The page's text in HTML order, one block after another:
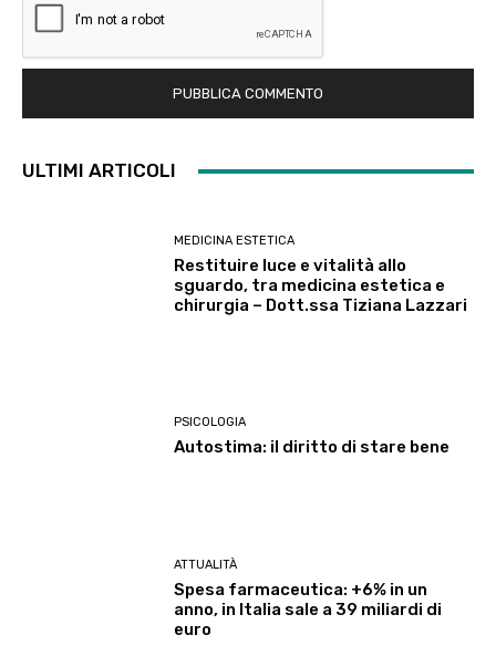
ULTIMI ARTICOLI
MEDICINA ESTETICA
Restituire luce e vitalità allo
sguardo, tra medicina estetica e
chirurgia – Dott.ssa Tiziana Lazzari
PSICOLOGIA
Autostima: il diritto di stare bene
ATTUALITÀ
Spesa farmaceutica: +6% in un
anno, in Italia sale a 39 miliardi di
euro